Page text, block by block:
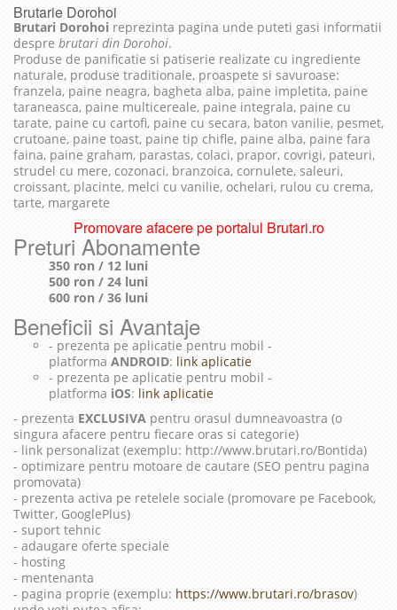
Brutarie Dorohoi
Brutari Dorohoi reprezinta pagina unde puteti gasi informatii
despre brutari din Dorohoi.
Produse de panificatie si patiserie realizate cu ingrediente
naturale, produse traditionale, proaspete si savuroase:
franzela, paine neagra, bagheta alba, paine impletita, paine
taraneasca, paine multicereale, paine integrala, paine cu
tarate, paine cu cartofi, paine cu secara, baton vanilie, pesmet,
crutoane, paine toast, paine tip chifle, paine alba, paine fara
faina, paine graham, parastas, colaci, prapor, covrigi, pateuri,
strudel cu mere, cozonaci, branzoica, cornulete, saleuri,
croissant, placinte, melci cu vanilie, ochelari, rulou cu crema,
tarte, margarete
Promovare afacere pe portalul Brutari.ro
Preturi Abonamente
350 ron / 12 luni
500 ron / 24 luni
600 ron / 36 luni
Beneficii si Avantaje
- prezenta pe aplicatie pentru mobil -
platforma ANDROID: link aplicatie
- prezenta pe aplicatie pentru mobil -
platforma iOS: link aplicatie
- prezenta EXCLUSIVA pentru orasul dumneavoastra (o
singura afacere pentru fiecare oras si categorie)
- link personalizat (exemplu: http://www.brutari.ro/Bontida)
- optimizare pentru motoare de cautare (SEO pentru pagina
promovata)
- prezenta activa pe retelele sociale (promovare pe Facebook,
Twitter, GooglePlus)
- suport tehnic
- adaugare oferte speciale
- hosting
- mentenanta
- pagina proprie (exemplu: https://www.brutari.ro/brasov)